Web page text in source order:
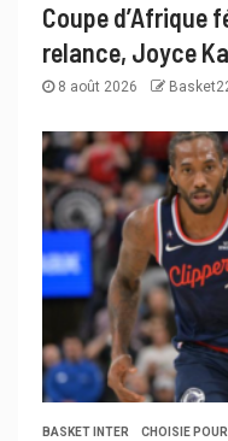
Coupe d’Afrique
relance, Joyce
8 août 2026
BASKET INTER CHOISIE